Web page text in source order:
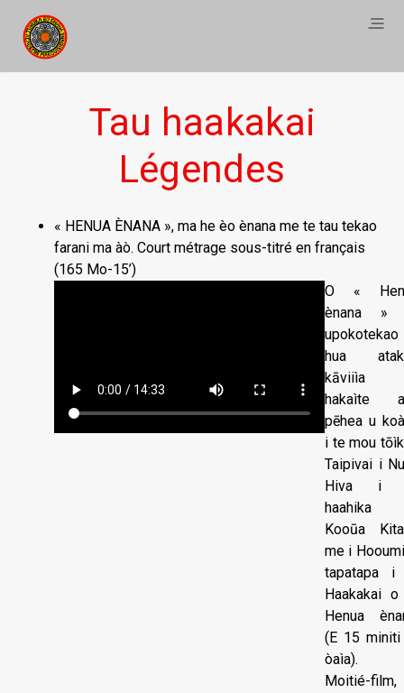
Tau haakakai
Légendes
« HENUA ÈNANA », ma he èo ènana me te tau tekao
farani ma àò. Court métrage sous-titré en français
(165 Mo-15’)
O «
ènana »
hua
kāviiìa
hakaìte
pēhea u
i te mou
Taipivai i
Hiva i
haahika
Kooūa
me i
tapatapa i
Haakakai
Henua
(E 15
òaìa).
Moitié-film,